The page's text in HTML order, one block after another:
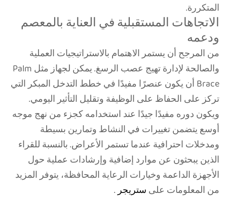
المتكررة.
الاتجاهات المستقبلية في العناية بالمعصم
ودعمه
من المرجح أن يستمر الاهتمام بالاستراتيجيات العملية
والصالحة لإدارة تهيج عصب الرسغ. يمكن لجهاز مثل Palm
Brace أن يكون عنصرًا مفيدًا في خطط التدخل المبكر التي
تركز على الحفاظ على الوظيفة وتقليل التأثير اليومي.
ويكون دوره مفيدًا جيدًا عند استخدامه كجزء من نهج موجه
أوسع يتضمن تغييرات في النشاط وتمارين بسيطة
ومدخلات احترافية عندما تستمر الأعراض. بالنسبة للقراء
الذين يبحثون عن موارد إضافية وإرشادات عملية حول
الأجهزة الداعمة وخيارات الرعاية المحافظة، يتوفر المزيد
من المعلومات على ستريجر.